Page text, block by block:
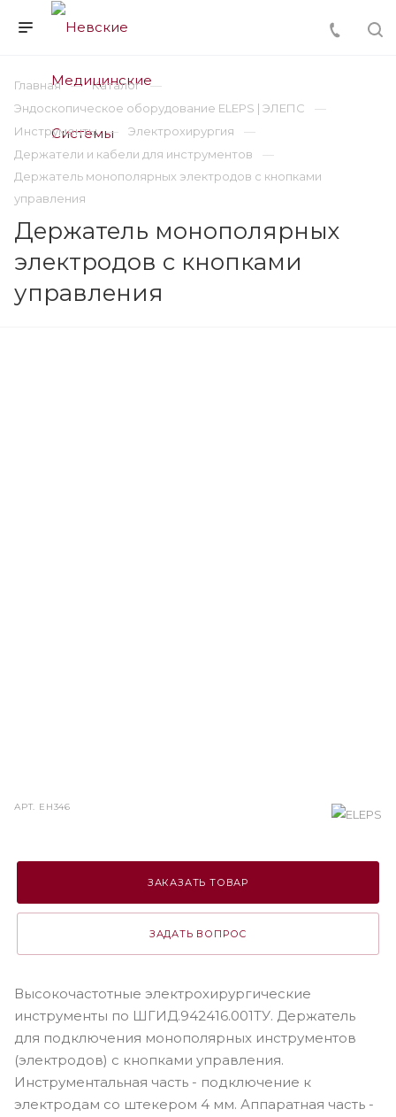
Главная
Каталог
Эндоскопическое оборудование ELEPS | ЭЛЕПС
Инструменты
Электрохирургия
Держатели и кабели для инструментов
Держатель монополярных электродов с кнопками
управления
Держатель монополярных
электродов с кнопками
управления
АРТ. EH346
ЗАКАЗАТЬ ТОВАР
ЗАДАТЬ ВОПРОС
Высокочастотные электрохирургические
инструменты по ШГИД.942416.001ТУ. Держатель
для подключения монополярных инструментов
(электродов) с кнопками управления.
Инструментальная часть - подключение к
электродам со штекером 4 мм. Аппаратная часть -